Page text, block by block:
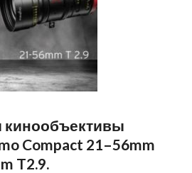
Compact 21–56mm
T2.9.